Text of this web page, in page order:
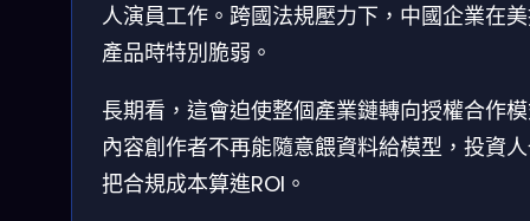
人演員工作。跨國法規壓力下，中國企業在
產品時特別脆弱。
長期看，這會迫使整個產業鏈轉向授權合作
內容創作者不再能隨意餵資料給模型，投資
把合規成本算進ROI。